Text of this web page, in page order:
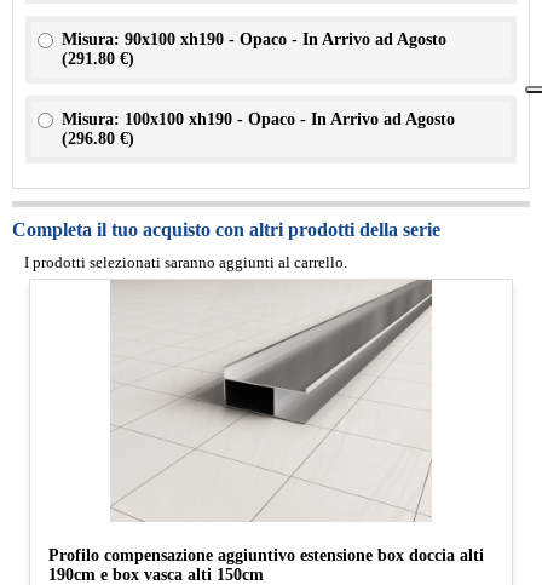
Misura: 90x100 xh190 - Opaco - In Arrivo ad Agosto
(291.80 €)
Misura: 100x100 xh190 - Opaco - In Arrivo ad Agosto
(296.80 €)
Completa il tuo acquisto con altri prodotti della serie
I prodotti selezionati saranno aggiunti al carrello.
Profilo compensazione aggiuntivo estensione box doccia alti
190cm e box vasca alti 150cm